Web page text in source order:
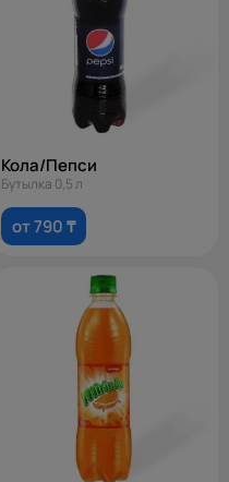
Кола/Пепси
Бутылка 0,5 л
от 790 ₸